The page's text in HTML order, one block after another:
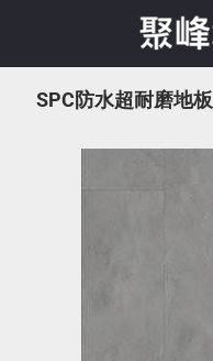
SPC防水超耐磨地板